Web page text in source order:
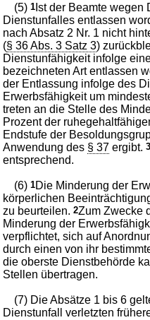
(5)1 Ist der Beamte
Dienstunfalles entlassen
nach Absatz 2 Nr. 1 nicht
(§ 36 Abs. 3 Satz 3)
Dienstunfähigkeit infolge
bezeichneten Art entlassen
der Entlassung infolge des
Erwerbsfähigkeit um
treten an die Stelle des
Prozent der
Endstufe der
Anwendung des § 37 ergibt.3
entsprechend.
(6)1Die Minderung der
körperlichen
zu beurteilen.2Zum Zwecke
Minderung der
verpflichtet, sich auf
durch einen von ihr
die oberste Dienstbehörde
Stellen übertragen.
(7) Die Absätze 1 bis 6
Dienstunfall verletzten